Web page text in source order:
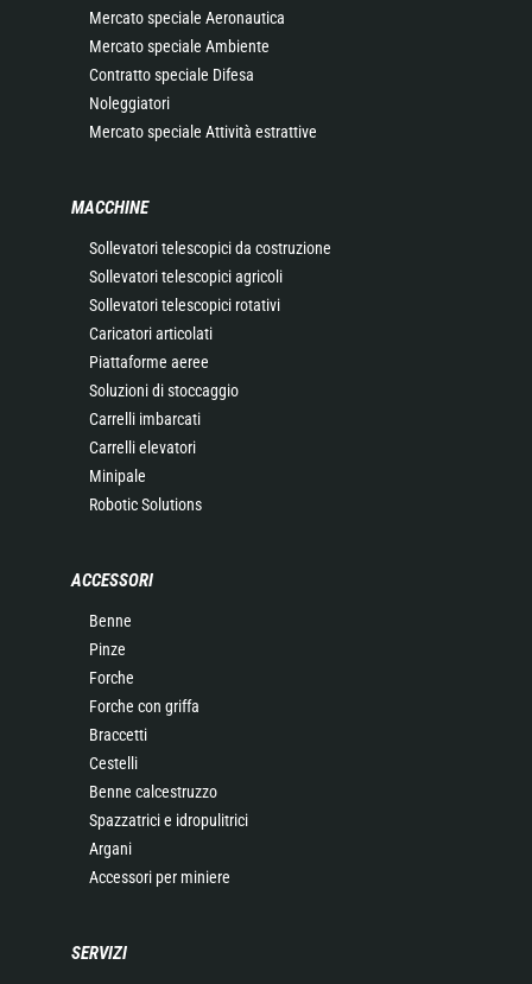
Mercato speciale Aeronautica
Mercato speciale Ambiente
Contratto speciale Difesa
Noleggiatori
Mercato speciale Attività estrattive
MACCHINE
Sollevatori telescopici da costruzione
Sollevatori telescopici agricoli
Sollevatori telescopici rotativi
Caricatori articolati
Piattaforme aeree
Soluzioni di stoccaggio
Carrelli imbarcati
Carrelli elevatori
Minipale
Robotic Solutions
ACCESSORI
Benne
Pinze
Forche
Forche con griffa
Braccetti
Cestelli
Benne calcestruzzo
Spazzatrici e idropulitrici
Argani
Accessori per miniere
SERVIZI